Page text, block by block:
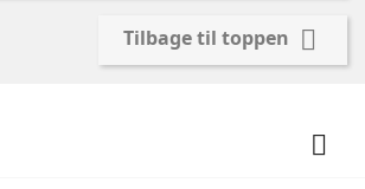
Tilbage til toppen 
